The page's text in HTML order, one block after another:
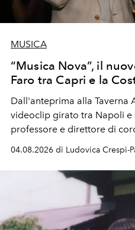
MUSICA
“Musica Nova”, il
Faro tra Capri e la
Dall'anteprima alla Taverna
videoclip girato tra Napoli e
professore e direttore di
alla violenza con un
04.08.2026 di Ludovica Crespi-